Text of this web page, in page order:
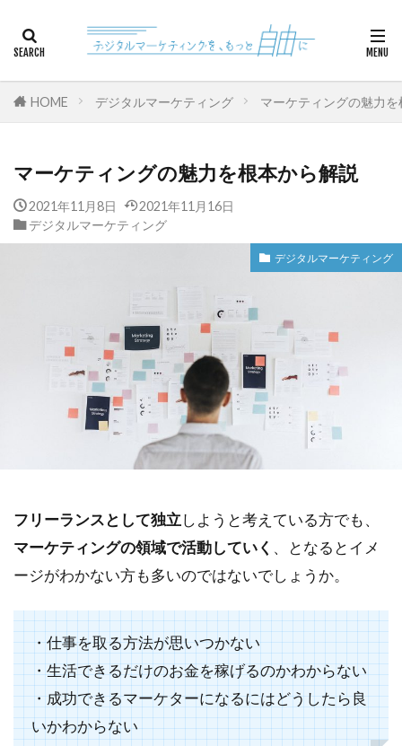
HOME デジタルマーケティング マーケティングの魅力
マーケティングの魅力を根本から解説
2021年11月8日
2021年11月16日
デジタルマーケティング
デジタルマーケティング
フリーランスとして独立しようと考えている方でも、
マーケティングの領域で活動していく 、となるとイメ
ージがわかない方も多いのではないでしょうか。
・仕事を取る方法が思いつかない
・生活できるだけのお金を稼げるのかわからない
・成功できるマーケターになるにはどうしたら良
いかわからない